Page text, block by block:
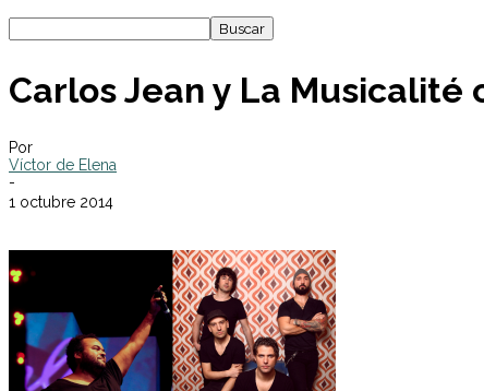
Carlos Jean y La
Por
Víctor de Elena
-
1 octubre 2014